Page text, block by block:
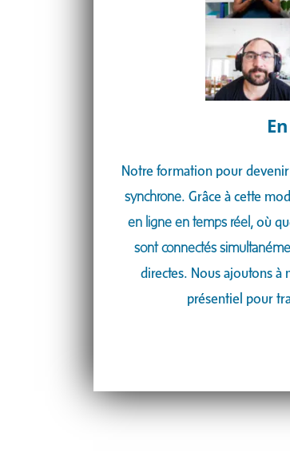
Notre formation pour
synchrone. Grâce à cette
en ligne en temps réel,où
sont connectés
directes. Nous ajoutons
présentiel pour